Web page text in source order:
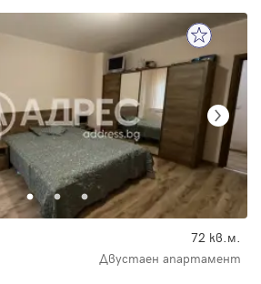
72 кв.м.
Двустаен апартамент
Забравена парола